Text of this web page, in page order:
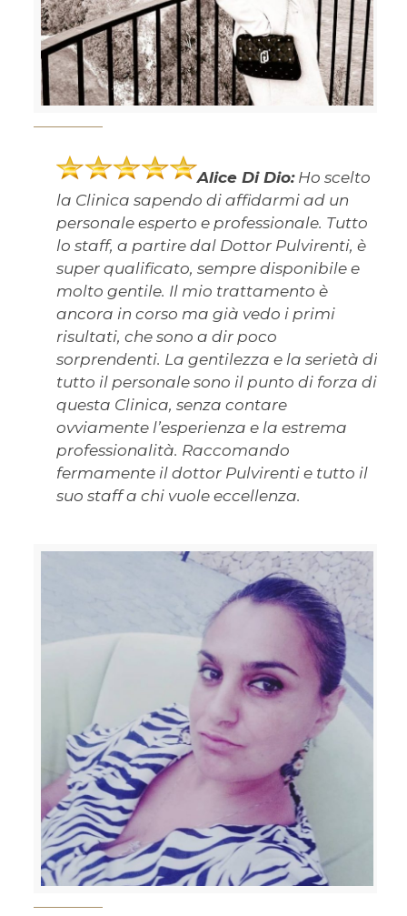
Alice Di Dio:Ho scelto
la Clinica sapendo di affidarmi ad un
personale esperto e professionale. Tutto
lo staff, a partire dal Dottor Pulvirenti, è
super qualificato, sempre disponibile e
molto gentile. Il mio trattamento è
ancora in corso ma già vedo i primi
risultati, che sono a dir poco
sorprendenti. La gentilezza e la serietà di
tutto il personale sono il punto di forza di
questa Clinica, senza contare
ovviamente l’esperienza e la estrema
professionalità. Raccomando
fermamente il dottor Pulvirenti e tutto il
suo staff a chi vuole eccellenza.